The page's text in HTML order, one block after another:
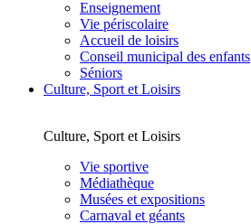
Enseignement
Vie périscolaire
Accueil de loisirs
Conseil municipal des enfants
Séniors
Culture, Sport et Loisirs
Culture, Sport et Loisirs
Vie sportive
Médiathèque
Musées et expositions
Carnaval et géants